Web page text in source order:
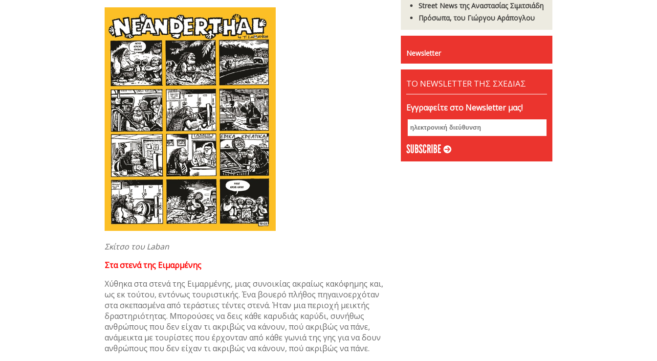
Σκίτσο του Laban
Στα στενά της Ειμαρμένης
Χύθηκα στα στενά της Ειμαρμένης, μιας συνοικίας ακραίως κακόφημης και,
ως εκ τούτου, εντόνως τουριστικής. Ένα βουερό πλήθος πηγαινοερχόταν
στα σκεπασμένα από τεράστιες τέντες στενά. Ήταν μια περιοχή μεικτής
δραστηριότητας. Μπορούσες να δεις κάθε καρυδιάς καρύδι, συνήθως
ανθρώπους που δεν είχαν τι ακριβώς να κάνουν, πού ακριβώς να πάνε,
ανάμεικτα με τουρίστες που έρχονταν από κάθε γωνιά της γης για να δουν
ανθρώπους που δεν είχαν τι ακριβώς να κάνουν, πού ακριβώς να πάνε.
Street News της Αναστασίας Σιµιτσιάδη
Πρόσωπα, του Γιώργου Αράπογλου
Newsletter
ΤΟ NEWSLETTER ΤΗΣ ΣΧΕΔΙΑΣ
Εγγραφείτε στο Newsletter μας!